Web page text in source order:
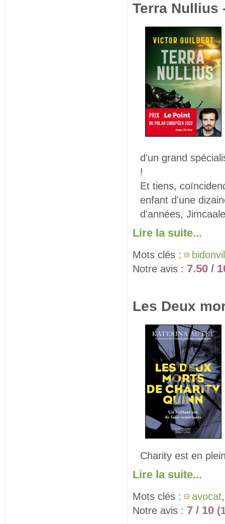
Terra Nullius
d'un grand
!
Et tiens,
enfant d'une
d'années,
Lire la suite...
Mots clés :
Notre avis : 7.50 /
Les Deux
Charity est en
Lire la suite...
Mots clés : avocat
Notre avis : 7 / 10